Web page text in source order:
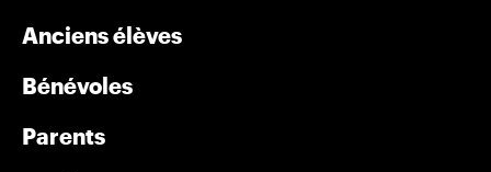
Anciens élèves
Bénévoles
Parents